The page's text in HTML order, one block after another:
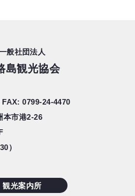
般社団法人
島観光協会
FAX: 0799-24-4470
本市港2-26
）
観光案内所